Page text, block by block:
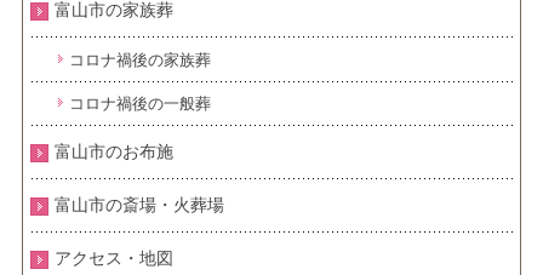
富山市の家族葬
コロナ禍後の家族葬
コロナ禍後の一般葬
富山市のお布施
富山市の斎場・火葬場
アクセス・地図